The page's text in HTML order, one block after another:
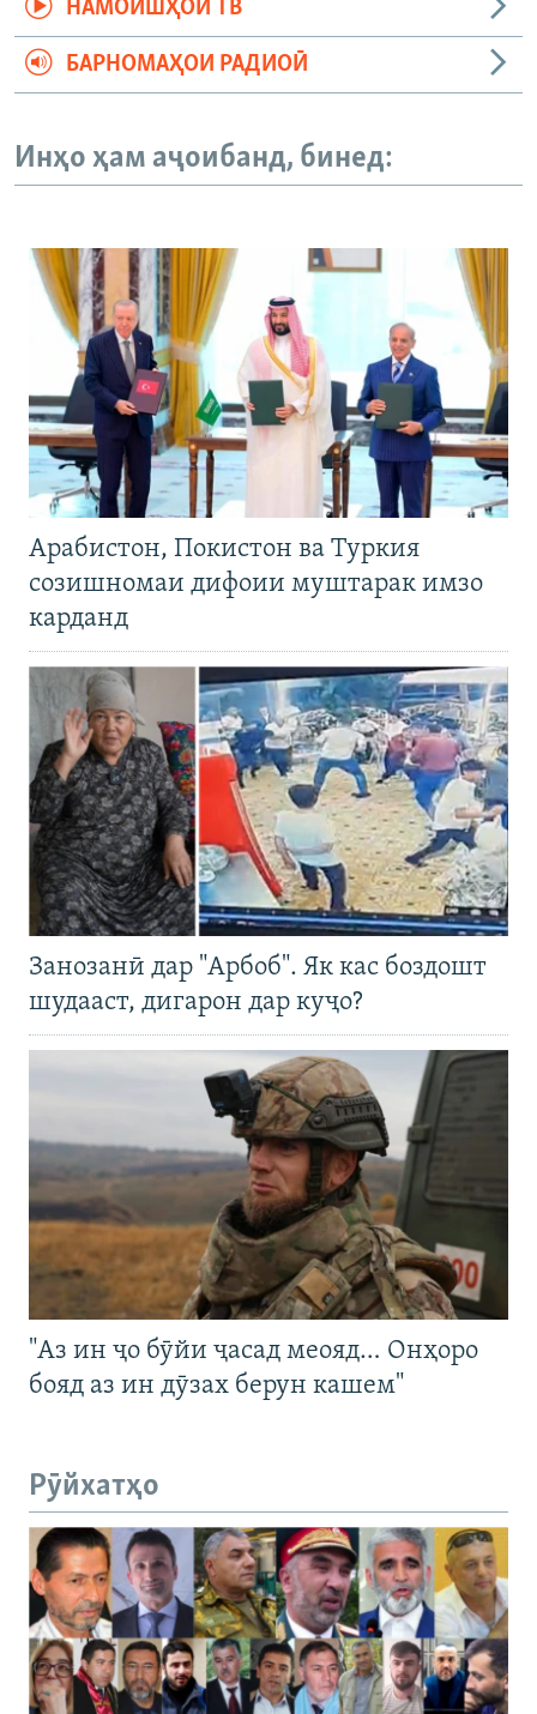
НАМОИШҲОИ ТВ
БАРНОМАҲОИ РАДИОӢ
Инҳо ҳам аҷоибанд, бинед:
Арабистон, Покистон ва Туркия
созишномаи дифоии муштарак имзо
карданд
Занозанӣ дар "Арбоб". Як кас боздошт
шудааст, дигарон дар куҷо?
"Аз ин ҷо бӯйи ҷасад меояд… Онҳоро
бояд аз ин дӯзах берун кашем"
Рӯйхатҳо